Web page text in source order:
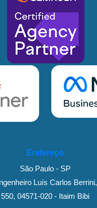
Endereço
São Paulo - SP
Luís Carlos Berrini,
550, 04571-020 - Itaim Bibi